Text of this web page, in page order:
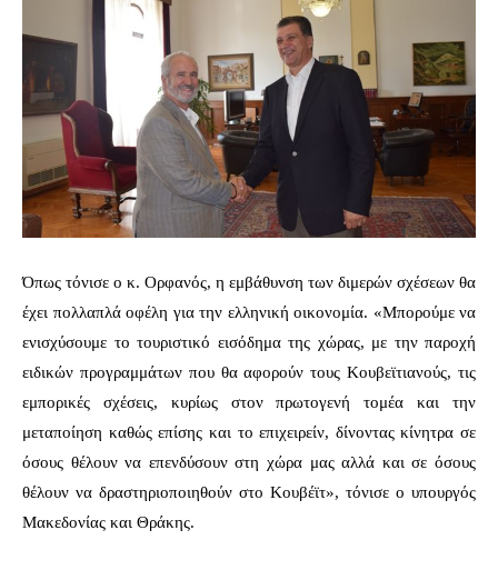
Όπως τόνισε ο κ. Ορφανός, η εμβάθυνση των διμερών σχέσεων θα
έχει πολλαπλά οφέλη για την ελληνική οικονομία. «Μπορούμε να
ενισχύσουμε το τουριστικό εισόδημα της χώρας, με την παροχή
ειδικών προγραμμάτων που θα αφορούν τους Κουβεϊτιανούς, τις
εμπορικές σχέσεις, κυρίως στον πρωτογενή τομέα και την
μεταποίηση καθώς επίσης και το επιχειρείν, δίνοντας κίνητρα σε
όσους θέλουν να επενδύσουν στη χώρα μας αλλά και σε όσους
θέλουν να δραστηριοποιηθούν στο Κουβέϊτ», τόνισε ο υπουργός
Μακεδονίας και Θράκης.